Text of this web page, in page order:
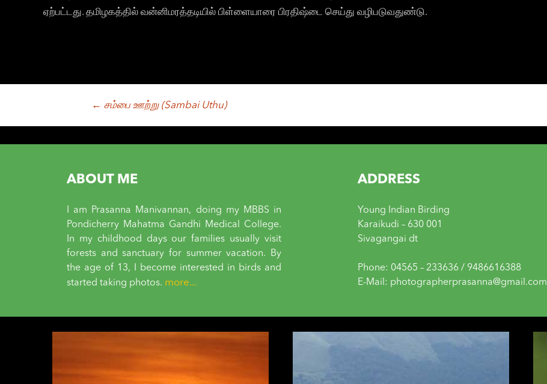
ஏற்பட்டது. தமிழகத்தில் வன்னிமரத்தடியில் பிள்ளையாரை பிரதிஷ்டை செய்து வழிபடுவதுண்டு.
navigation
← சம்பை ஊற்று (Sambai Uthu)
ABOUT ME
I am Prasanna Manivannan, doing my MBBS in
Pondicherry Mahatma Gandhi Medical College.
In my childhood days our families usually visit
forests and sanctuary for summer vacation. By
the age of 13, I become interested in birds and
started taking photos. more...
ADDRESS
Young Indian Birding
Karaikudi – 630 001
Sivagangai dt
Phone: 04565 – 233636 / 9486616388
E-Mail: photographerprasanna@gmail.com